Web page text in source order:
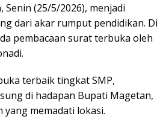
(25/5/2026), menjadi
dari akar rumput pendidikan. Di
pembacaan surat terbuka oleh
terbaik tingkat SMP,
di hadapan Bupati Magetan,
yang memadati lokasi.